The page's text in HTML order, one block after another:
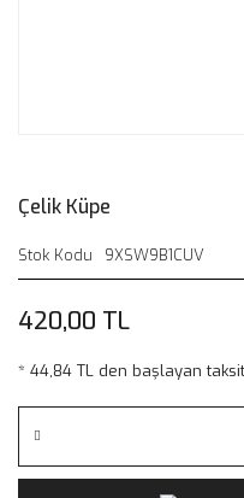
Çelik Küpe
Stok Kodu 9XSW9B1CUV
420,00 TL
* 44,84 TL den başlayan